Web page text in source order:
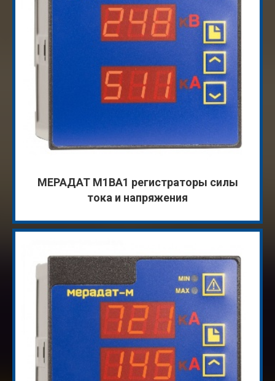
МЕРАДАТ М1ВА1 регистраторы силы
тока и напряжения